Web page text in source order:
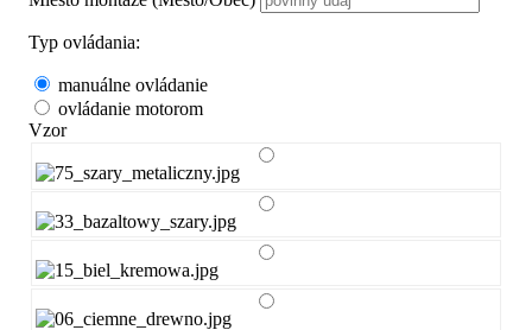
Typ ovládania:
manuálne ovládanie
ovládanie motorom
Vzor